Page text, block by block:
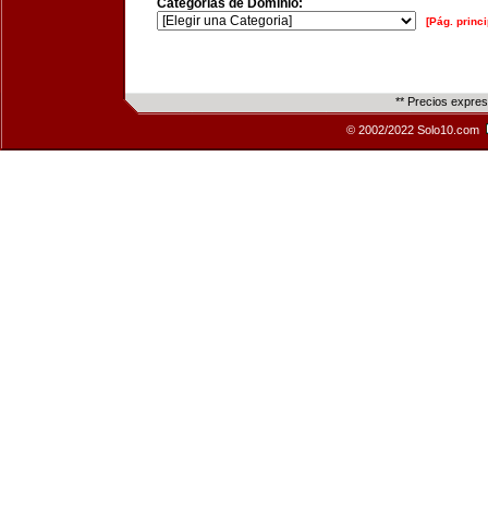
Categorías de Dominio:
[Pág.
** Precios
© 2002/2022 Solo10.com